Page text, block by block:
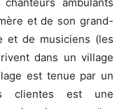
et de son grand-
et de musiciens (les
dans un village
est tenue par un
clientes est une